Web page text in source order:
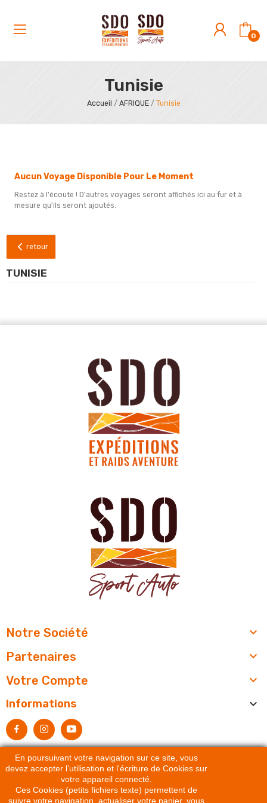
En poursuivant votre navigation sur ce site, vous
devez accepter l’utilisation et l'écriture de Cookies sur
votre appareil connecté.
Ces Cookies (petits fichiers texte) permettent de
suivre votre navigation, actualiser votre panier, vous
0
Tunisie
Accueil AFRIQUE Tunisie
retour
TUNISIE
Aucun Voyage Disponible Pour Le Moment
Restez à l'écoute ! D'autres voyages seront affichés ici au fur et à
mesure qu'ils seront ajoutés.
Notre Société

Partenaires

Votre Compte

Informations 